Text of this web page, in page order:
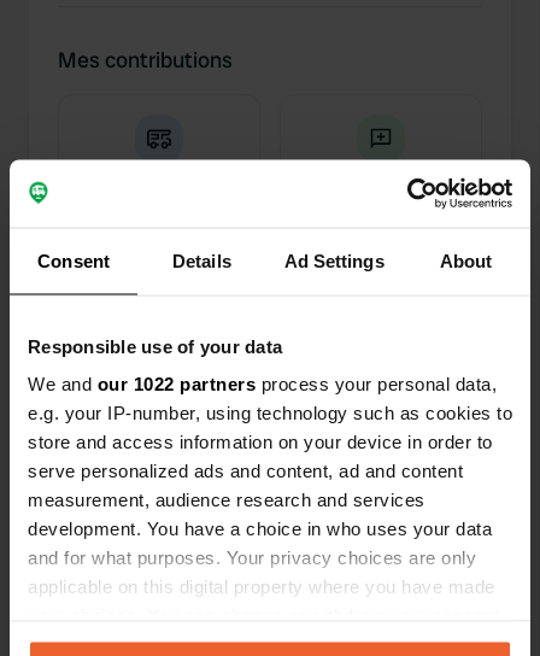
Consent Details Ad Settings About
Responsible use of your data
We and our 1022 partners process your personal data,
e.g. your IP-number, using technology such as cookies to
store and access information on your device in order to
serve personalized ads and content, ad and content
measurement, audience research and services
development. You have a choice in who uses your data
and for what purposes. Your privacy choices are only
applicable on this digital property where you have made
any time from the Cookie Declaration or by clicking on
Mes contributions
0
Changements Photos
Chronologie des activités
Tous Lieux Photos Avis
Sitecode:7918